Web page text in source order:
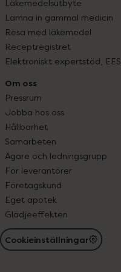
Läkemedelsutbyte
Lämna in gammal medicin
Resa med läkemedel
Receptregistret
Elektroniskt expertstöd, EES
Om oss
Pressrum
Jobba hos oss
Hållbarhet
Samarbeten
Ägare och ledningsgrupp
För leverantörer
Företagskund
Eget apotek
Glädjeeffekten
Cookieinställningar